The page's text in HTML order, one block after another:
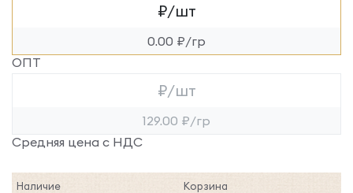
₽/шт
0.00 ₽/гр
ОПТ
₽/шт
129.00 ₽/гр
Средняя цена с НДС
Наличие Корзина